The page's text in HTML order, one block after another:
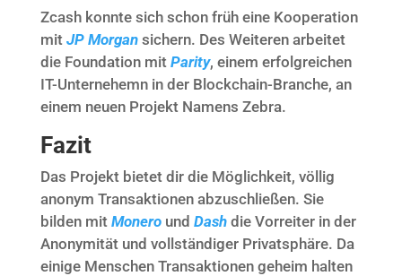
Zcash konnte sich schon früh eine Kooperation
mit JP Morgansichern. Des Weiteren arbeitet
die Foundation mit Parity, einem erfolgreichen
IT-Unternehemn in der Blockchain-Branche, an
einem neuen Projekt Namens Zebra.
Fazit
Das Projekt bietet dir die Möglichkeit, völlig
anonym Transaktionen abzuschließen. Sie
bilden mit Monero und Dash die Vorreiter in der
Anonymität und vollständiger Privatsphäre. Da
einige Menschen Transaktionen geheim halten